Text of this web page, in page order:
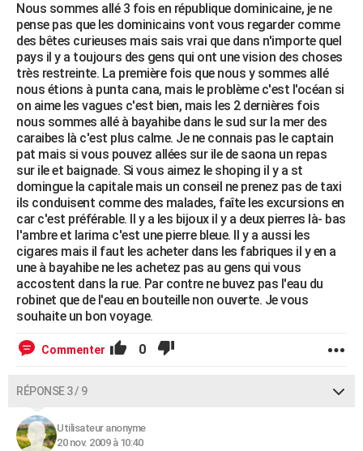
Nous sommes allé 3 fois en république dominicaine, je ne
pense pas que les dominicains vont vous regarder comme
des bêtes curieuses mais sais vrai que dans n'importe quel
pays il y a toujours des gens qui ont une vision des choses
très restreinte. La première fois que nous y sommes allé
nous étions à punta cana, mais le problème c'est l'océan si
on aime les vagues c'est bien, mais les 2 dernières fois
nous sommes allé à bayahibe dans le sud sur la mer des
caraibes là c'est plus calme. Je ne connais pas le captain
pat mais si vous pouvez allées sur ile de saona un repas
sur ile et baignade. Si vous aimez le shoping il y a st
domingue la capitale mais un conseil ne prenez pas de taxi
ils conduisent comme des malades, faîte les excursions en
car c'est préférable. Il y a les bijoux il y a deux pierres là- bas
l'ambre et larima c'est une pierre bleue. Il y a aussi les
cigares mais il faut les acheter dans les fabriques il y en a
une à bayahibe ne les achetez pas au gens qui vous
accostent dans la rue. Par contre ne buvez pas l'eau du
robinet que de l'eau en bouteille non ouverte. Je vous
souhaite un bon voyage.
Commenter 0
RÉPONSE 3 / 9
Utilisateur anonyme
20 nov. 2009 à 10:40